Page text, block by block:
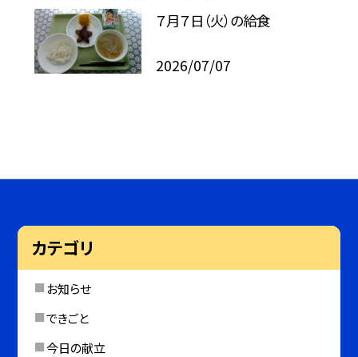
７月７日（火）の給食
2026/07/07
カテゴリ
お知らせ
できごと
今日の献立